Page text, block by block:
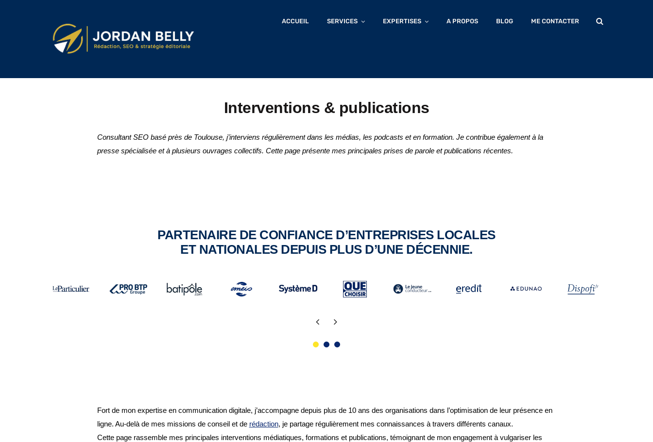
ACCUEIL SERVICES EXPERTISES A PROPOS BLOG ME CONTACTER
Interventions & publications
Consultant SEO basé près de Toulouse, j’interviens régulièrement dans les médias, les podcasts et en formation. Je contribue également à la
presse spécialisée et à plusieurs ouvrages collectifs. Cette page présente mes principales prises de parole et publications récentes.
PARTENAIRE DE CONFIANCE D’ENTREPRISES LOCALES
ET NATIONALES DEPUIS PLUS D’UNE DÉCENNIE.
Fort de mon expertise en communication digitale, j’accompagne depuis plus de 10 ans des organisations dans l’optimisation de leur présence en
ligne. Au-delà de mes missions de conseil et de rédaction, je partage régulièrement mes connaissances à travers différents canaux.
Cette page rassemble mes principales interventions médiatiques, formations et publications, témoignant de mon engagement à vulgariser les